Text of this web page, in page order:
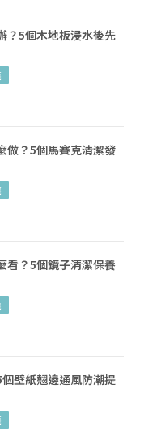
？5個木地板浸水後先
做？5個馬賽克清潔發
看？5個鏡子清潔保養
壁紙翹邊通風防潮提